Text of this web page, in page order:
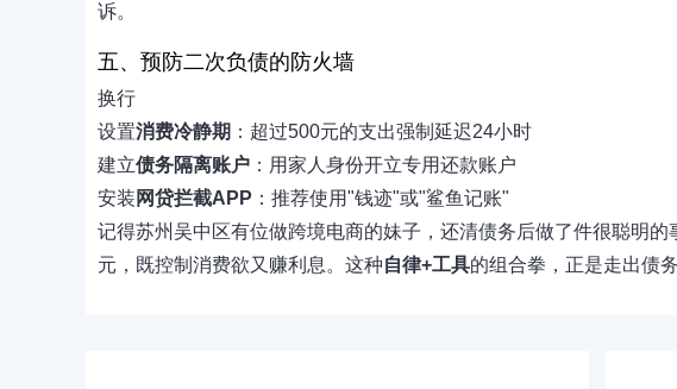
诉。
五、预防二次负债的防火墙
换行
设置消费冷静期 ：超过500元的支出强制延迟24小时
建立债务隔离账户 ：用家人身份开立专用还款账户
安装 网贷拦截APP ：推荐使用"钱迹"或"鲨鱼记账"
记得苏州吴中区有位做跨境电商的妹子，还清债务后做了件很聪明
元，既控制消费欲又赚利息。这种自律+工具的组合拳，正是走出债